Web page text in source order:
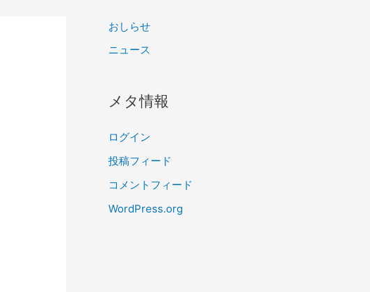
おしらせ
ニュース
メタ情報
ログイン
投稿フィード
コメントフィード
WordPress.org